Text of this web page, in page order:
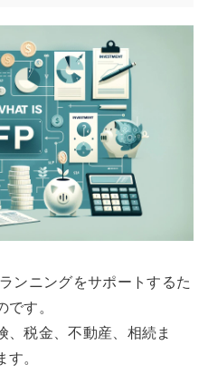
ンニングをサポートするた
す。
、税金、不動産、相続ま
。